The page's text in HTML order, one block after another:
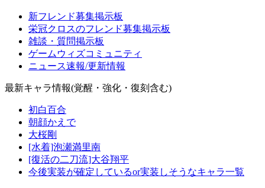
新フレンド募集掲示板
栄冠クロスのフレンド募集掲示板
雑談・質問掲示板
ゲームウィズコミュニティ
ニュース速報/更新情報
最新キャラ情報(覚醒・強化・復刻含む)
初白百合
朝顔かえで
大桜剛
[水着]泡瀬満里南
[復活の二刀流]大谷翔平
今後実装が確定しているor実装しそうなキャラ一覧